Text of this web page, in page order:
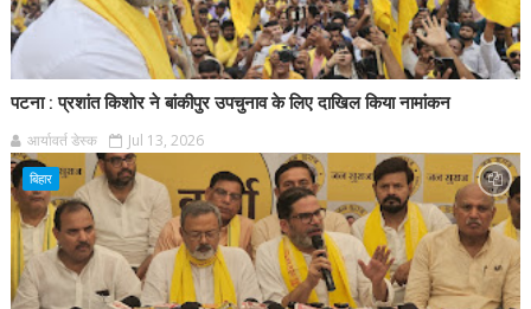
पटना : प्रशांत किशोर ने बांकीपुर उपचुनाव के लिए दाखिल किया नामांकन
आर्यावर्त डेस्क Jul 13, 2026
बिहार